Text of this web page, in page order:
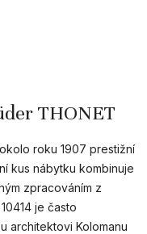
THONET
roku 1907 prestižní
kus nábytku kombinuje
zpracováním z
je často
architektovi Kolomanu